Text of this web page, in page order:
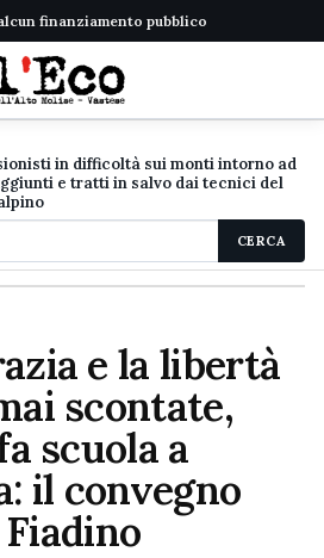
finanziamento pubblico
in difficoltà sui monti intorno ad
e tratti in salvo dai tecnici del
CERCA
e la libertà
scontate,
scuola a
il convegno